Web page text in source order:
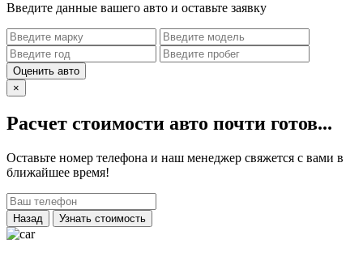
Введите данные вашего авто и оставьте заявку
Оценить авто
×
Расчет стоимости авто почти готов...
Оставьте номер телефона и наш менеджер свяжется с вами в
ближайшее время!
Назад Узнать стоимость